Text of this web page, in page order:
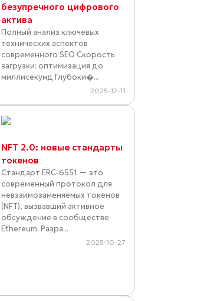
безупречного цифрового
актива
Полный анализ ключевых
технических аспектов
современного SEO Скорость
загрузки: оптимизация до
миллисекунд Глубоки�...
2025-12-11
NFT 2.0: новые стандарты
токенов
Стандарт ERC-6551 — это
современный протокол для
невзаимозаменяемых токенов
(NFT), вызвавший активное
обсуждение в сообществе
Ethereum. Разра...
2025-10-27